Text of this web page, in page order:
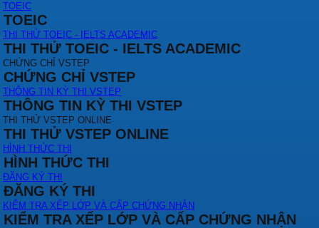
TOEIC
TOEIC
THI THỬ TOEIC - IELTS ACADEMIC
THI THỬ TOEIC - IELTS ACADEMIC
CHỨNG CHỈ VSTEP
CHỨNG CHỈ VSTEP
THÔNG TIN KỲ THI VSTEP
THÔNG TIN KỲ THI VSTEP
THI THỬ VSTEP ONLINE
THI THỬ VSTEP ONLINE
HÌNH THỨC THI
HÌNH THỨC THI
ĐĂNG KÝ THI
ĐĂNG KÝ THI
KIỂM TRA XẾP LỚP VÀ CẤP CHỨNG NHẬN
KIỂM TRA XẾP LỚP VÀ CẤP CHỨNG NHẬN